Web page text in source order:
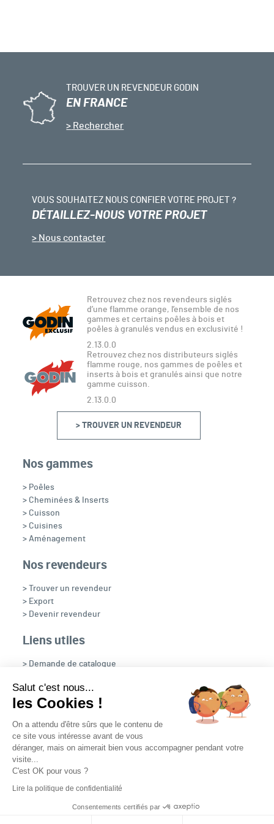
TROUVER UN REVENDEUR GODIN
EN FRANCE
Rechercher
VOUS SOUHAITEZ NOUS CONFIER VOTRE PROJET ?
DÉTAILLEZ-NOUS VOTRE PROJET
Nous contacter
Retrouvez chez nos revendeurs siglés
d’une flamme orange, l’ensemble de nos
gammes et certains poêles à bois et
poêles à granulés vendus en exclusivité !
2.13.0.0
Retrouvez chez nos distributeurs siglés
flamme rouge, nos gammes de poêles et
inserts à bois et granulés ainsi que notre
gamme cuisson.
2.13.0.0
> TROUVER UN REVENDEUR
Nos gammes
> Poêles
> Cheminées & Inserts
> Cuisson
> Cuisines
> Aménagement
Nos revendeurs
> Trouver un revendeur
> Export
> Devenir revendeur
Liens utiles
> Demande de catalogue
> OpenFire
Nous suivre
Plan du site Contact
Mediapilote
Salut c'est nous...
les Cookies !
On a attendu d'être sûrs que le contenu de
ce site vous intéresse avant de vous
déranger, mais on aimerait bien vous accompagner pendant votre
visite...
C'est OK pour vous ?
Lire la politique de confidentialité
Consentements certifiés par